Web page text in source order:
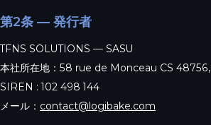
第2条 — 発行者
TFNS SOLUTIONS — SASU
本社所在地：58 rue de Monceau CS
SIREN : 102 498 144
メール： contact@logibake.com